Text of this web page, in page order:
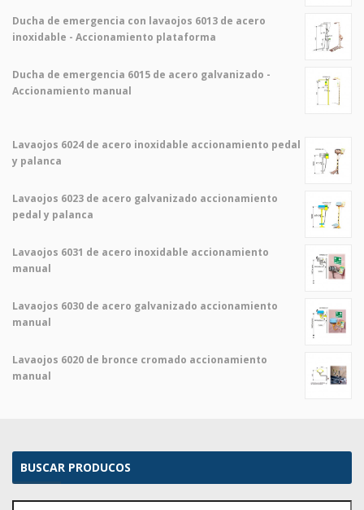
Ducha de emergencia con lavaojos 6013 de acero
inoxidable - Accionamiento plataforma
Ducha de emergencia 6015 de acero galvanizado -
Accionamiento manual
Lavaojos 6024 de acero inoxidable accionamiento pedal
y palanca
Lavaojos 6023 de acero galvanizado accionamiento
pedal y palanca
Lavaojos 6031 de acero inoxidable accionamiento
manual
Lavaojos 6030 de acero galvanizado accionamiento
manual
Lavaojos 6020 de bronce cromado accionamiento
manual
BUSCAR PRODUCOS